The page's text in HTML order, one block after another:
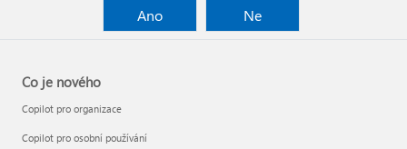
Ano
Ne
Co je nového
Copilot pro organizace
Copilot pro osobní používání